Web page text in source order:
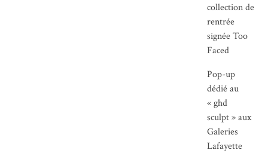
collection de
rentrée
signée Too
Faced
Pop-up
dédié au
« ghd
sculpt » aux
Galeries
Lafayette